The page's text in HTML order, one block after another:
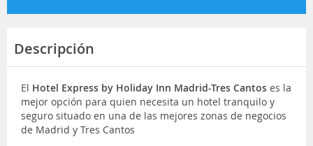
Descripción
El Hotel Express by Holiday Inn Madrid-Tres Cantos es la
mejor opción para quien necesita un hotel tranquilo y
seguro situado en una de las mejores zonas de negocios
de Madrid y Tres Cantos